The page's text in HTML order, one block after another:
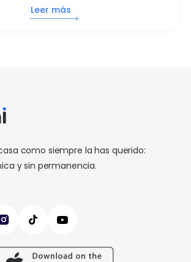
Leer más
como siempre la has querido:
y sin permanencia.